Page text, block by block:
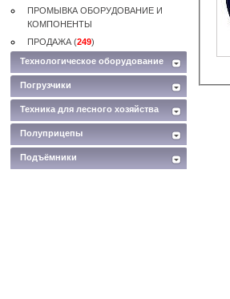
ПРОМЫВКА ОБОРУДОВАНИЕ И
КОМПОНЕНТЫ
ПРОДАЖА (249)
Технологическое оборудование
Погрузчики
Техника для лесного хозяйства
Полуприцепы
Подъёмники